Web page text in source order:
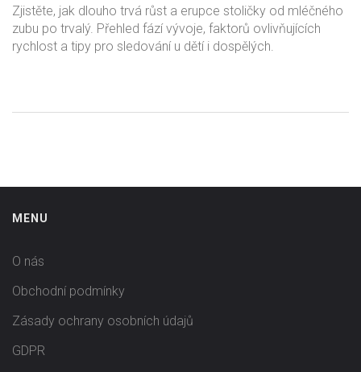
Zjistěte, jak dlouho trvá růst a erupce stoličky od mléčného
zubu po trvalý. Přehled fází vývoje, faktorů ovlivňujících
rychlost a tipy pro sledování u dětí i dospělých.
MENU
O nás
Obchodní podmínky
Zásady ochrany osobních údajů
GDPR